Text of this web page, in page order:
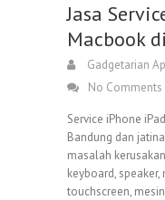
Jasa
Macbook
Gadgetarian
No Comments
Service iPhone
Bandung dan
masalah
keyboard, speaker,
touchscreen,